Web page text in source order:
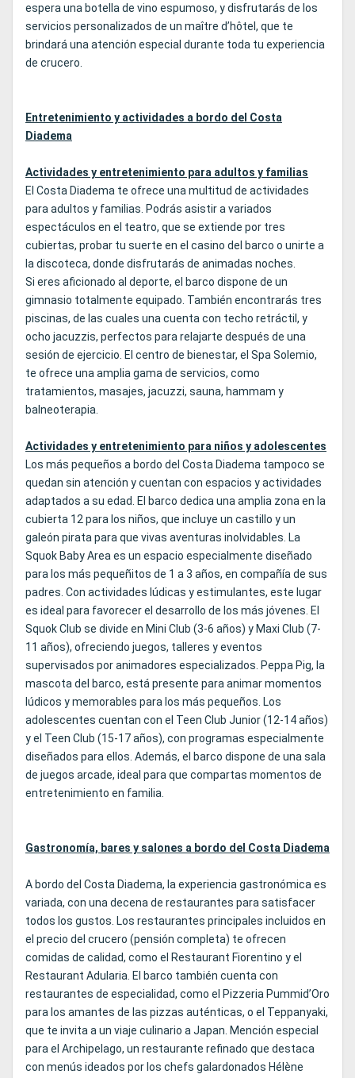
espera una botella de vino espumoso, y disfrutarás de los
servicios personalizados de un maître d’hôtel, que te
brindará una atención especial durante toda tu experiencia
de crucero.
Entretenimiento y actividades a bordo del Costa
Diadema
Actividades y entretenimiento para adultos y familias
El Costa Diadema te ofrece una multitud de actividades
para adultos y familias. Podrás asistir a variados
espectáculos en el teatro, que se extiende por tres
cubiertas, probar tu suerte en el casino del barco o unirte a
la discoteca, donde disfrutarás de animadas noches.
Si eres aficionado al deporte, el barco dispone de un
gimnasio totalmente equipado. También encontrarás tres
piscinas, de las cuales una cuenta con techo retráctil, y
ocho jacuzzis, perfectos para relajarte después de una
sesión de ejercicio. El centro de bienestar, el Spa Solemio,
te ofrece una amplia gama de servicios, como
tratamientos, masajes, jacuzzi, sauna, hammam y
balneoterapia.
Actividades y entretenimiento para niños y adolescentes
Los más pequeños a bordo del Costa Diadema tampoco se
quedan sin atención y cuentan con espacios y actividades
adaptados a su edad. El barco dedica una amplia zona en la
cubierta 12 para los niños, que incluye un castillo y un
galeón pirata para que vivas aventuras inolvidables. La
Squok Baby Area es un espacio especialmente diseñado
para los más pequeñitos de 1 a 3 años, en compañía de sus
padres. Con actividades lúdicas y estimulantes, este lugar
es ideal para favorecer el desarrollo de los más jóvenes. El
Squok Club se divide en Mini Club (3-6 años) y Maxi Club (7-
11 años), ofreciendo juegos, talleres y eventos
supervisados por animadores especializados. Peppa Pig, la
mascota del barco, está presente para animar momentos
lúdicos y memorables para los más pequeños. Los
adolescentes cuentan con el Teen Club Junior (12-14 años)
y el Teen Club (15-17 años), con programas especialmente
diseñados para ellos. Además, el barco dispone de una sala
de juegos arcade, ideal para que compartas momentos de
entretenimiento en familia.
Gastronomía, bares y salones a bordo del Costa Diadema
A bordo del Costa Diadema, la experiencia gastronómica es
variada, con una decena de restaurantes para satisfacer
todos los gustos. Los restaurantes principales incluidos en
el precio del crucero (pensión completa) te ofrecen
comidas de calidad, como el Restaurant Fiorentino y el
Restaurant Adularia. El barco también cuenta con
restaurantes de especialidad, como el Pizzeria Pummid’Oro
para los amantes de las pizzas auténticas, o el Teppanyaki,
que te invita a un viaje culinario a Japan. Mención especial
para el Archipelago, un restaurante refinado que destaca
con menús ideados por los chefs galardonados Hélène